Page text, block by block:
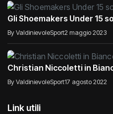
Gli Shoemakers Under 15
By ValdinievoleSport2 maggio 2023
Christian Niccoletti in
By ValdinievoleSport17 agosto 2022
Link utili